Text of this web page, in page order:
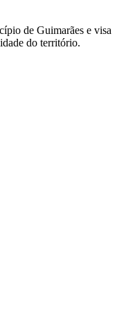
de Guimarães e visa
do território.